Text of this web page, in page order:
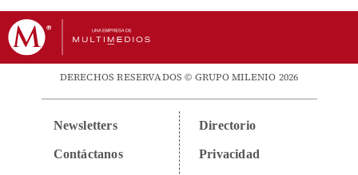
DERECHOS RESERVADOS © GRUPO MILENIO 2026
Newsletters
Contáctanos
Directorio
Privacidad